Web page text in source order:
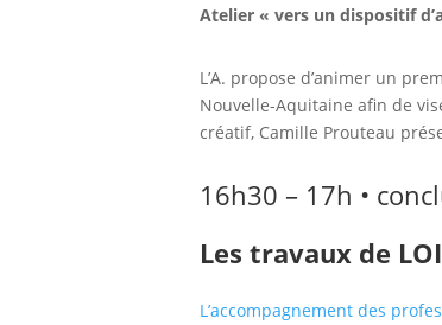
Atelier « vers un dispositif
L’A. propose d’animer un
Nouvelle-Aquitaine afin de
créatif, Camille Prouteau
16h30 – 17h •
Les travaux de
L’accompagnement des